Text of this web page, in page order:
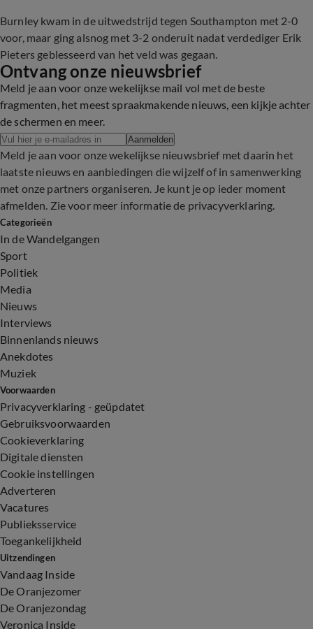
Burnley kwam in de uitwedstrijd tegen Southampton met 2-0
voor, maar ging alsnog met 3-2 onderuit nadat verdediger Erik
Pieters geblesseerd van het veld was gegaan.
Ontvang onze nieuwsbrief
Meld je aan voor onze wekelijkse mail vol met de beste
fragmenten, het meest spraakmakende nieuws, een kijkje achter
de schermen en meer.
Aanmelden
Meld je aan voor onze wekelijkse nieuwsbrief met daarin het
laatste nieuws en aanbiedingen die wijzelf of in samenwerking
met onze partners organiseren. Je kunt je op ieder moment
afmelden. Zie voor meer informatie de privacyverklaring.
Categorieën
In de Wandelgangen
Sport
Politiek
Media
Nieuws
Interviews
Binnenlands nieuws
Anekdotes
Muziek
Voorwaarden
Privacyverklaring - geüpdatet
Gebruiksvoorwaarden
Cookieverklaring
Digitale diensten
Cookie instellingen
Adverteren
Vacatures
Publieksservice
Toegankelijkheid
Uitzendingen
Vandaag Inside
De Oranjezomer
De Oranjezondag
Veronica Inside